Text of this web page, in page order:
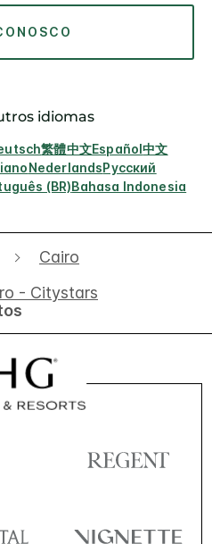
idiomas
繁體中文Español中文
NederlandsРусский
(BR)Bahasa Indonesia
Cairo
- Citystars